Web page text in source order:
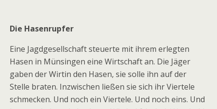
Die Hasenrupfer
Eine Jagdgesellschaft steuerte mit ihrem erlegten
Hasen in Münsingen eine Wirtschaft an. Die Jäger
gaben der Wirtin den Hasen, sie solle ihn auf der
Stelle braten. Inzwischen ließen sie sich ihr Viertele
schmecken. Und noch ein Viertele. Und noch eins. Und